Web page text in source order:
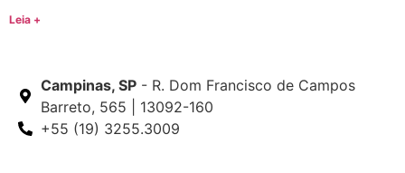
Leia +
Campinas, SP - R. Dom Francisco de Campos
Barreto, 565 | 13092-160
+55 (19) 3255.3009